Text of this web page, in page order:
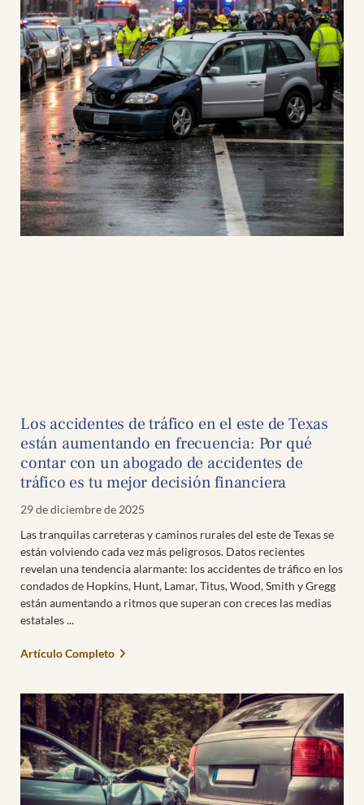
Los accidentes de tráfico en el este de Texas
están aumentando en frecuencia: Por qué
contar con un abogado de accidentes de
tráfico es tu mejor decisión financiera
29 de diciembre de 2025
Las tranquilas carreteras y caminos rurales del este de Texas se
están volviendo cada vez más peligrosos. Datos recientes
revelan una tendencia alarmante: los accidentes de tráfico en los
condados de Hopkins, Hunt, Lamar, Titus, Wood, Smith y Gregg
están aumentando a ritmos que superan con creces las medias
estatales
Artículo Completo